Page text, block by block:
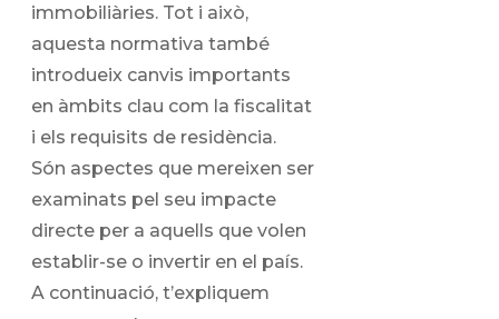
immobiliàries. Tot i això,
aquesta normativa també
introdueix canvis importants
en àmbits clau com la fiscalitat
i els requisits de residència.
Són aspectes que mereixen ser
examinats pel seu impacte
directe per a aquells que volen
establir-se o invertir en el país.
A continuació, t’expliquem